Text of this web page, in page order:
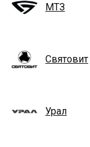
МТЗ
Святовит
Урал